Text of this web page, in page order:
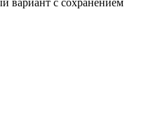
вариант с сохранением